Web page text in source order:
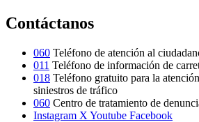
Contáctanos
060 Teléfono de atención al
011 Teléfono de información de
018 Teléfono gratuito para la
siniestros de tráfico
060 Centro de tratamiento de
Instagram X Youtube Facebook